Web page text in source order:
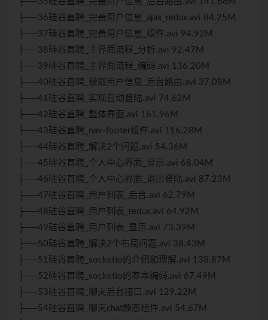
├──36硅谷直聘_完善用户信息_ajax_redux.avi 84.25M
├──37硅谷直聘_完善用户信息_组件.avi 94.92M
├──38硅谷直聘_主界面流程_分析.avi 92.47M
├──39硅谷直聘_主界面流程_编码.avi 136.20M
├──40硅谷直聘_获取用户信息_后台路由.avi 37.08M
├──41硅谷直聘_实现自动登陆.avi 74.62M
├──42硅谷直聘_整体界面.avi 161.96M
├──43硅谷直聘_nav-footer组件.avi 116.28M
├──44硅谷直聘_解决2个问题.avi 54.36M
├──45硅谷直聘_个人中心界面_显示.avi 68.04M
├──46硅谷直聘_个人中心界面_退出登陆.avi 87.23M
├──47硅谷直聘_用户列表_后台.avi 62.79M
├──48硅谷直聘_用户列表_redux.avi 64.92M
├──49硅谷直聘_用户列表_显示.avi 73.39M
├──50硅谷直聘_解决2个布局问题.avi 38.43M
├──51硅谷直聘_socketio的介绍和理解.avi 138.87M
├──52硅谷直聘_socketio的基本编码.avi 67.49M
├──53硅谷直聘_聊天后台接口.avi 129.22M
├──54硅谷直聘_聊天chat静态组件.avi 54.67M